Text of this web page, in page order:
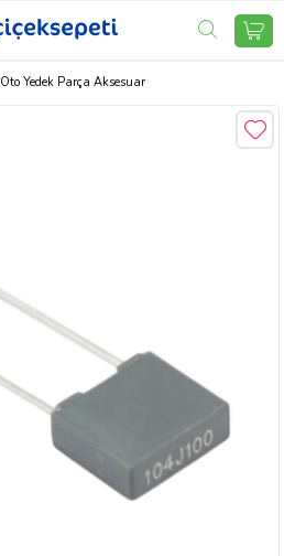
Oto Yedek Parça Aksesuar